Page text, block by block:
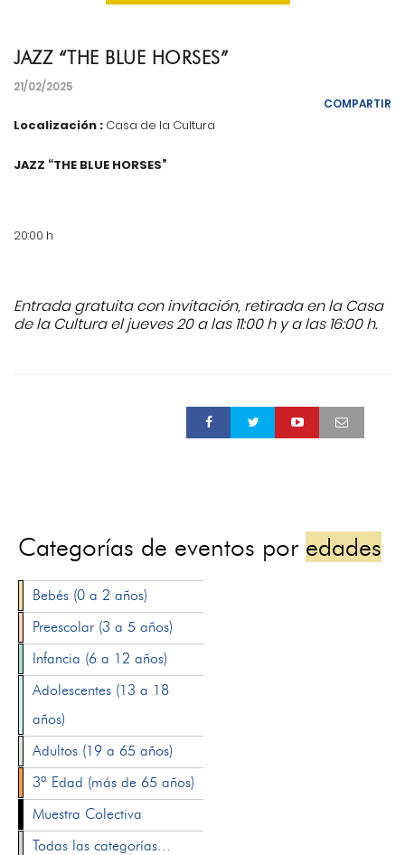
JAZZ “THE BLUE HORSES”
21/02/2025
COMPARTIR
Localización : Casa de la Cultura
JAZZ “THE BLUE HORSES”
20:00 h
Entrada gratuita con invitación, retirada en la Casa
de la Cultura el jueves 20 a las 11:00 h y a las 16:00 h.
Categorías de eventos por edades
Bebés (0 a 2 años)
Preescolar (3 a 5 años)
Infancia (6 a 12 años)
Adolescentes (13 a 18
años)
Adultos (19 a 65 años)
3ª Edad (más de 65 años)
Muestra Colectiva
Todas las categorías...